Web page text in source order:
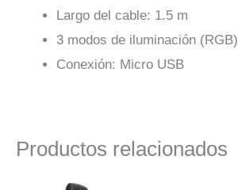
Largo del cable: 1.5 m
3 modos de iluminación (RGB)
Conexión: Micro USB
Productos relacionados